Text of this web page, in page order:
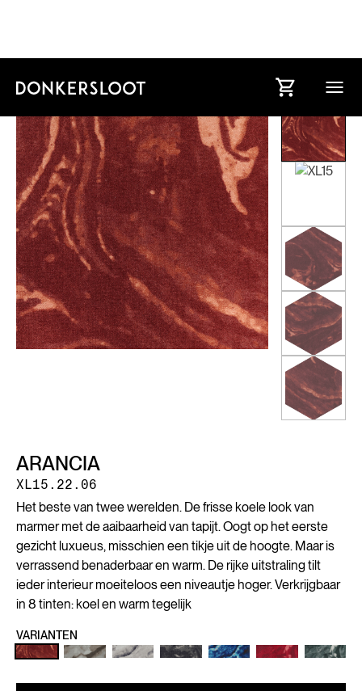
ARANCIA
XL15.22.06
Het beste van twee werelden. De frisse koele look van
marmer met de aaibaarheid van tapijt. Oogt op het eerste
gezicht luxueus, misschien een tikje uit de hoogte. Maar is
verrassend benaderbaar en warm. De rijke uitstraling tilt
ieder interieur moeiteloos een niveautje hoger. Verkrijgbaar
in 8 tinten: koel en warm tegelijk
VARIANTEN